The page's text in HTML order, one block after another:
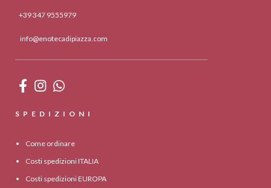
+39 347 9555979
info@enotecadipiazza.com
SPEDIZIONI
Come ordinare
Costi spedizioni ITALIA
Costi spedizioni EUROPA